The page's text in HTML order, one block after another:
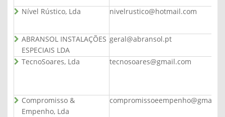
Nível Rústico, Lda
nivelrustico@hotmail.com
ABRANSOL INSTALAÇÕES
ESPECIAIS LDA
geral@abransol.pt
TecnoSoares, Lda tecnosoares@gmail.com
Compromisso &
Empenho, Lda